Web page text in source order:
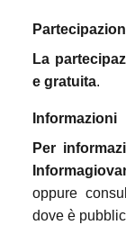
La
e gratuita.
Informazioni
Per
oppure
dove è